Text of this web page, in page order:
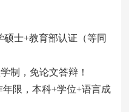
士+教育部认证（等同
制，免论文答辩！
限，本科+学位+语言成